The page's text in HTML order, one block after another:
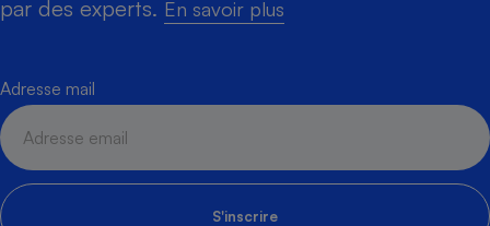
par des experts. En savoir plus
Adresse mail
S'inscrire